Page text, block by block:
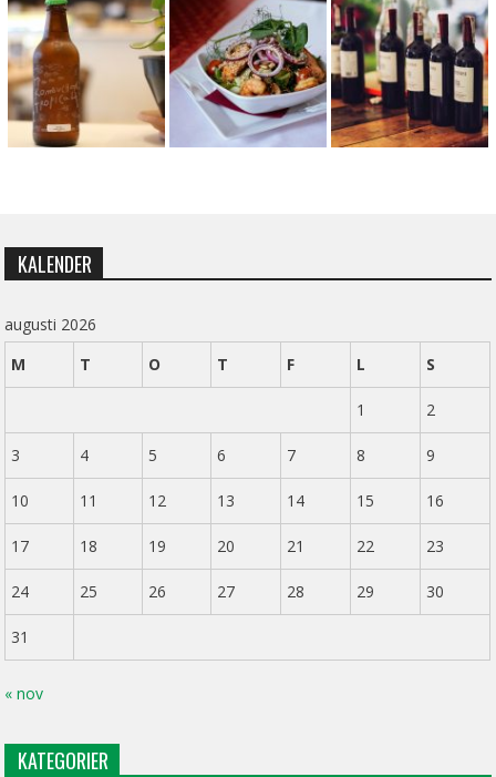
KALENDER
augusti 2026
M
T O T F L S
1 2
3 4 5 6 7 8 9
10 11 12 13 14 15 16
17 18 19 20 21 22 23
24 25 26 27 28 29 30
31
« nov
KATEGORIER